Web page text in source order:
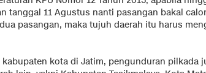
tanggal 11 Agustus nanti pasangan bakal
pasangan, maka tujuh daerah itu harus
kabupaten kota di Jatim, pengunduran pilkada